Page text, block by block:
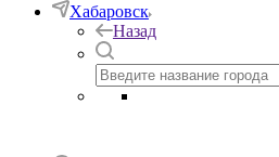
Хабаровск
Назад